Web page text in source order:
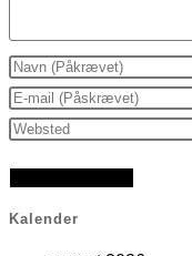
Enter
your
name
username
to
Enter
your
address
to
Enter
website
URL
Kalender